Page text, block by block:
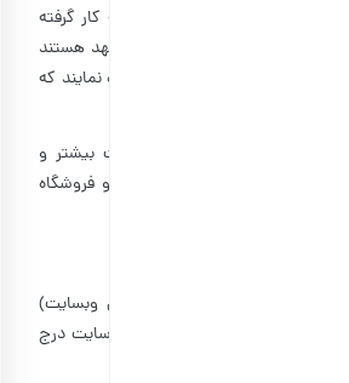
بارجیل با هدف ارتباط با کاربران به کار گرفته
منظور طراحی شده و کاربران متعهد هستند
ارسال و دریافت اطلاعاتی استفاده نمایند که
و لینک‌هایی که برای ارائه اطلاعات بیشتر و
لینک شده‌اند، مستقل بوده و فروشگاه
بارجیل با کاربران از طریق (آدرس وب­سایت)
استفاده از اطلاعاتی که کاربران در سایت درج